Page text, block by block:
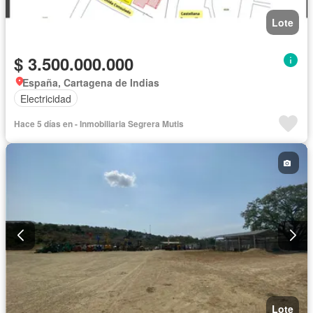
Lote
$ 3.500.000.000
España, Cartagena de Indias
Electricidad
Hace 5 días en - Inmobiliaria Segrera Mutis
Lote